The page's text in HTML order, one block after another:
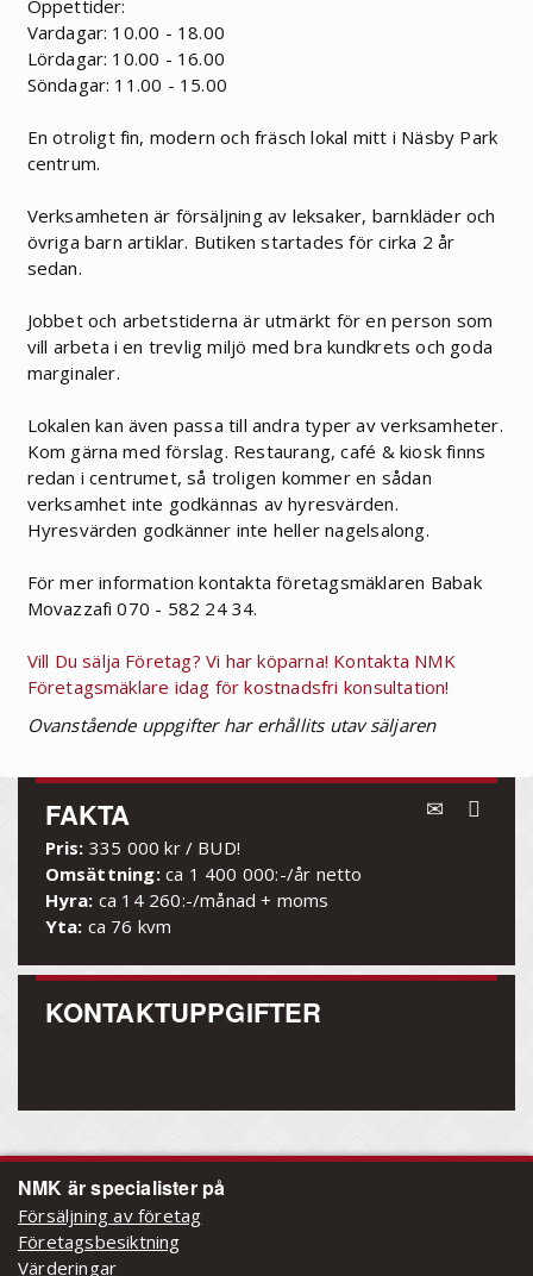
Öppettider:
Vardagar: 10.00 - 18.00
Lördagar: 10.00 - 16.00
Söndagar: 11.00 - 15.00
En otroligt fin, modern och fräsch lokal mitt i Näsby Park
centrum.
Verksamheten är försäljning av leksaker, barnkläder och
övriga barn artiklar. Butiken startades för cirka 2 år
sedan.
Jobbet och arbetstiderna är utmärkt för en person som
vill arbeta i en trevlig miljö med bra kundkrets och goda
marginaler.
Lokalen kan även passa till andra typer av verksamheter.
Kom gärna med förslag. Restaurang, café & kiosk finns
redan i centrumet, så troligen kommer en sådan
verksamhet inte godkännas av hyresvärden.
Hyresvärden godkänner inte heller nagelsalong.
För mer information kontakta företagsmäklaren Babak
Movazzafi 070 - 582 24 34.
Vill Du sälja Företag? Vi har köparna! Kontakta NMK
Företagsmäklare idag för kostnadsfri konsultation!
Ovanstående uppgifter har erhållits utav säljaren
FAKTA
Pris: 335 000 kr / BUD!
Omsättning: ca 1 400 000:-/år netto
Hyra: ca 14 260:-/månad + moms
Yta: ca 76 kvm
KONTAKTUPPGIFTER
NMK är specialister på
Försäljning av företag
Företagsbesiktning
Värderingar